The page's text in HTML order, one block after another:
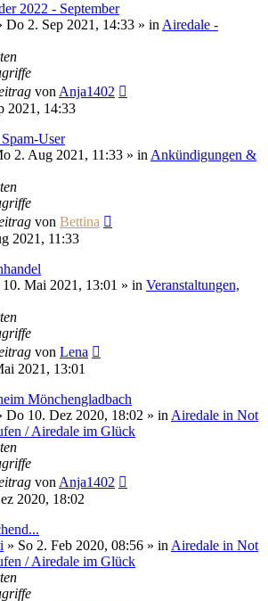
2022 - September
Do 2. Sep 2021, 14:33 » inAiredale -
vonAnja1402
2021, 14:33
User
2. Aug 2021, 11:33 » inAnkündigungen &
von Bettina
2021, 11:33
Mai 2021, 13:01 » in Veranstaltungen,
von Lena
2021, 13:01
Mönchengladbach
Do 10. Dez 2020, 18:02 » inAiredale in Not
/ Airedale im Glück
vonAnja1402
2020, 18:02
» So 2. Feb 2020, 08:56 » inAiredale in Not
/ Airedale im Glück